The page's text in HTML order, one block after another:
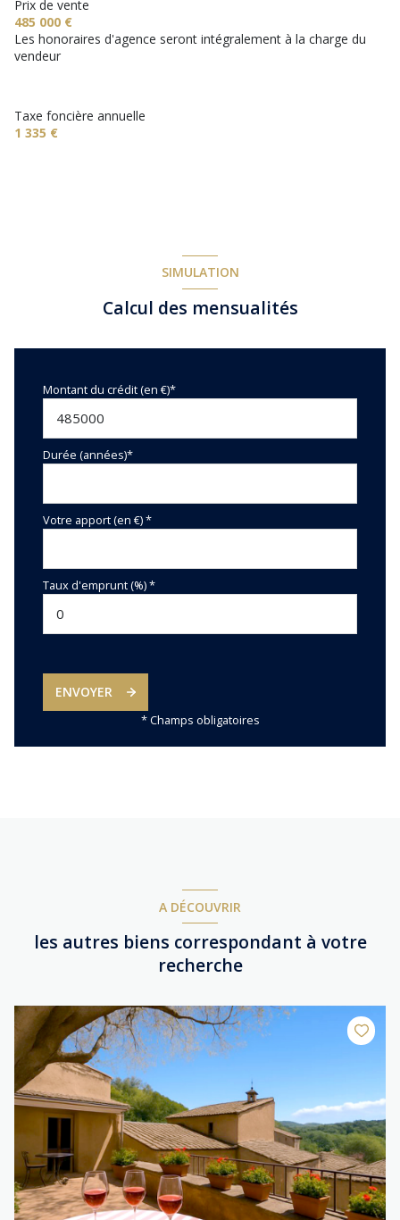
4 parking(s)
1 niveau(x)
Prix de vente
485 000 €
Les honoraires d'agence seront intégralement à la charge du
vendeur
Taxe foncière annuelle
1 335 €
SIMULATION
Calcul des mensualités
Montant du crédit (en €)*
Durée (années)*
Votre apport (en €) *
Taux d'emprunt (%) *
ENVOYER
* Champs obligatoires
A DÉCOUVRIR
les autres biens correspondant à votre
recherche